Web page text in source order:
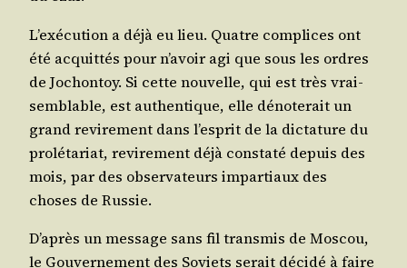
L’exé­cu­tion a déjà eu lieu. Quatre com­plices ont
été acquit­tés pour n’a­voir agi que sous les ordres
de Jochon­toy. Si cette nou­velle, qui est très vrai­
sem­blable, est authen­tique, elle déno­te­rait un
grand revi­re­ment dans l’es­prit de la dic­ta­ture du
pro­lé­ta­riat, revi­re­ment déjà consta­té depuis des
mois, par des obser­va­teurs impar­tiaux des
choses de Russie.
D’a­près un mes­sage sans fil trans­mis de Mos­cou,
le Gou­ver­ne­ment des Soviets serait déci­dé à faire